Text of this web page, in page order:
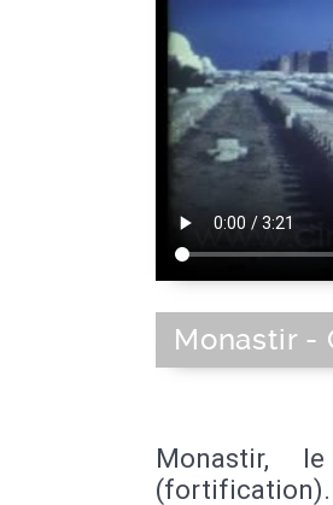
Monastir -
Monastir,